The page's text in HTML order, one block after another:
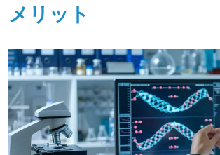
メリット